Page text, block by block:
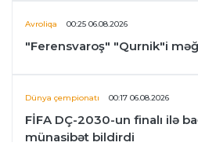
Avroliqa 00:25 06.08.2026
"Ferensvaroş" "Qurnik"i
Dünya çempionatı 00:17 06.08.2026
FİFA DÇ-2030-un finalı ilə
münasibət bildirdi